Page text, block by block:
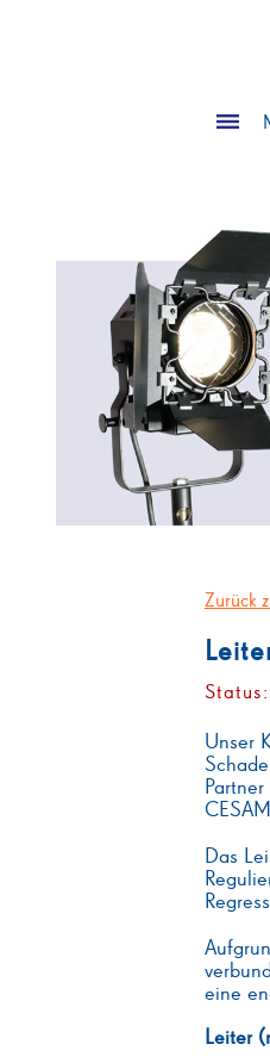
Zurück
Unser
Das
eine
Leiter